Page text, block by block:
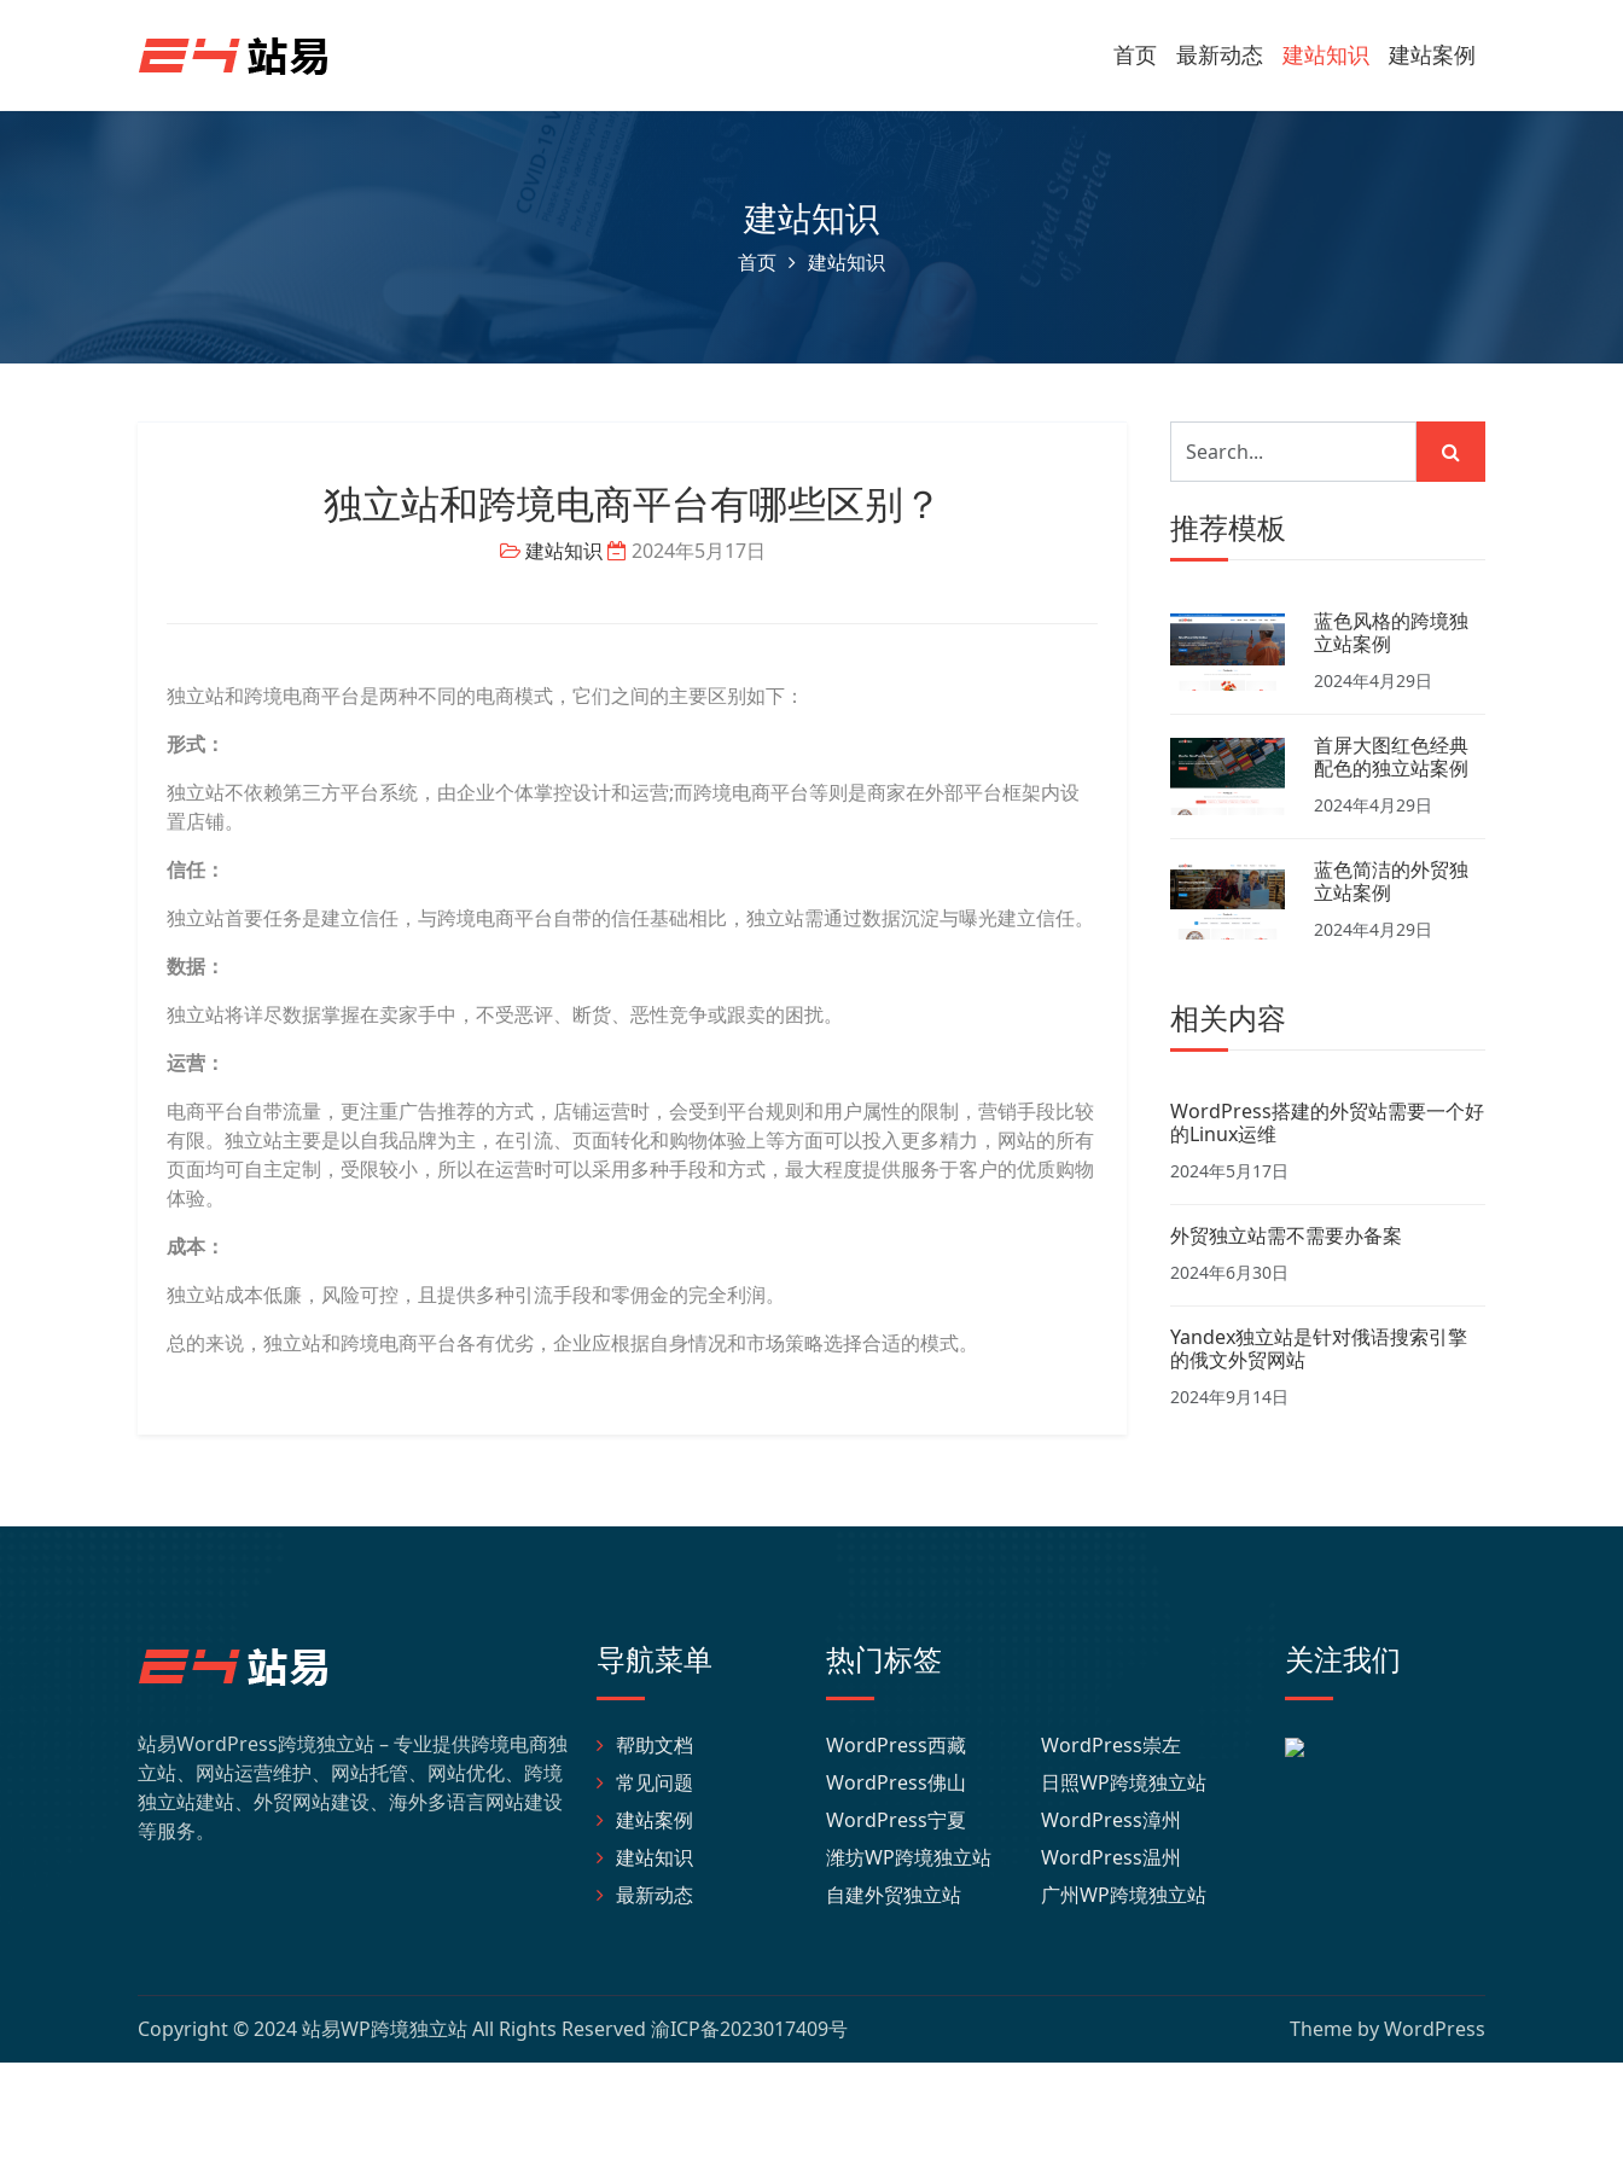
首页 最新动态 建站知识 建站案例
建站知识
首页 建站知识
独立站和跨境电商平台有哪些区别？
建站知识 2024年5月17日
独立站和跨境电商平台是两种不同的电商模式，它们之间的主要区别如下：
形式：
独立站不依赖第三方平台系统，由企业个体掌控设计和运营;而跨境电商平台等则是商家在外部平台框架内设
置店铺。
信任：
独立站首要任务是建立信任，与跨境电商平台自带的信任基础相比，独立站需通过数据沉淀与曝光建立信任。
数据：
独立站将详尽数据掌握在卖家手中，不受恶评、断货、恶性竞争或跟卖的困扰。
运营：
电商平台自带流量，更注重广告推荐的方式，店铺运营时，会受到平台规则和用户属性的限制，营销手段比较
有限。独立站主要是以自我品牌为主，在引流、页面转化和购物体验上等方面可以投入更多精力，网站的所有
页面均可自主定制，受限较小，所以在运营时可以采用多种手段和方式，最大程度提供服务于客户的优质购物
体验。
成本：
独立站成本低廉，风险可控，且提供多种引流手段和零佣金的完全利润。
总的来说，独立站和跨境电商平台各有优劣，企业应根据自身情况和市场策略选择合适的模式。
推荐模板
蓝色风格的跨境独
立站案例
2024年4月29日
首屏大图红色经典
配色的独立站案例
2024年4月29日
蓝色简洁的外贸独
立站案例
2024年4月29日
相关内容
WordPress搭建的外贸站需要一个好
的Linux运维
2024年5月17日
外贸独立站需不需要办备案
2024年6月30日
Yandex独立站是针对俄语搜索引擎
的俄文外贸网站
2024年9月14日
站易WordPress跨境独立站 – 专业提供跨境电商独
立站、网站运营维护、网站托管、网站优化、跨境
独立站建站、外贸网站建设、海外多语言网站建设
等服务。
导航菜单
帮助文档
常见问题
建站案例
建站知识
最新动态
热门标签
WordPress西藏
WordPress崇左
WordPress佛山
日照WP跨境独立站
WordPress宁夏
WordPress漳州
潍坊WP跨境独立站
WordPress温州
自建外贸独立站
广州WP跨境独立站
关注我们
Copyright © 2024站易WP跨境独立站All Rights Reserved 渝ICP备2023017409号 Theme byWordPress